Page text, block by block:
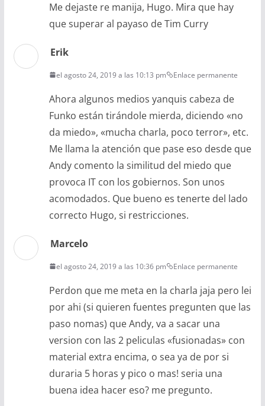
Me dejaste re manija, Hugo. Mira que hay
que superar al payaso de Tim Curry
Erik
el agosto 24, 2019 a las 10:13 pm Enlace permanente
Ahora algunos medios yanquis cabeza de
Funko están tirándole mierda, diciendo «no
da miedo», «mucha charla, poco terror», etc.
Me llama la atención que pase eso desde que
Andy comento la similitud del miedo que
provoca IT con los gobiernos. Son unos
acomodados. Que bueno es tenerte del lado
correcto Hugo, si restricciones.
Marcelo
el agosto 24, 2019 a las 10:36 pm Enlace permanente
Perdon que me meta en la charla jaja pero lei
por ahi (si quieren fuentes pregunten que las
paso nomas) que Andy, va a sacar una
version con las 2 peliculas «fusionadas» con
material extra encima, o sea ya de por si
duraria 5 horas y pico o mas! seria una
buena idea hacer eso? me pregunto.